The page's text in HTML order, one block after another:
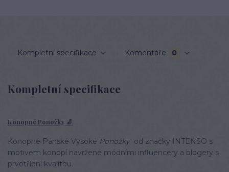
Kompletní specifikace Komentáře 0
Kompletní specifikace
Konopné Ponožky 🧦
Konopné Pánské Vysoké Ponožky od značky INTENSO s
motivem konopí navržené módními influencery a blogery s
prvotřídní kvalitou.